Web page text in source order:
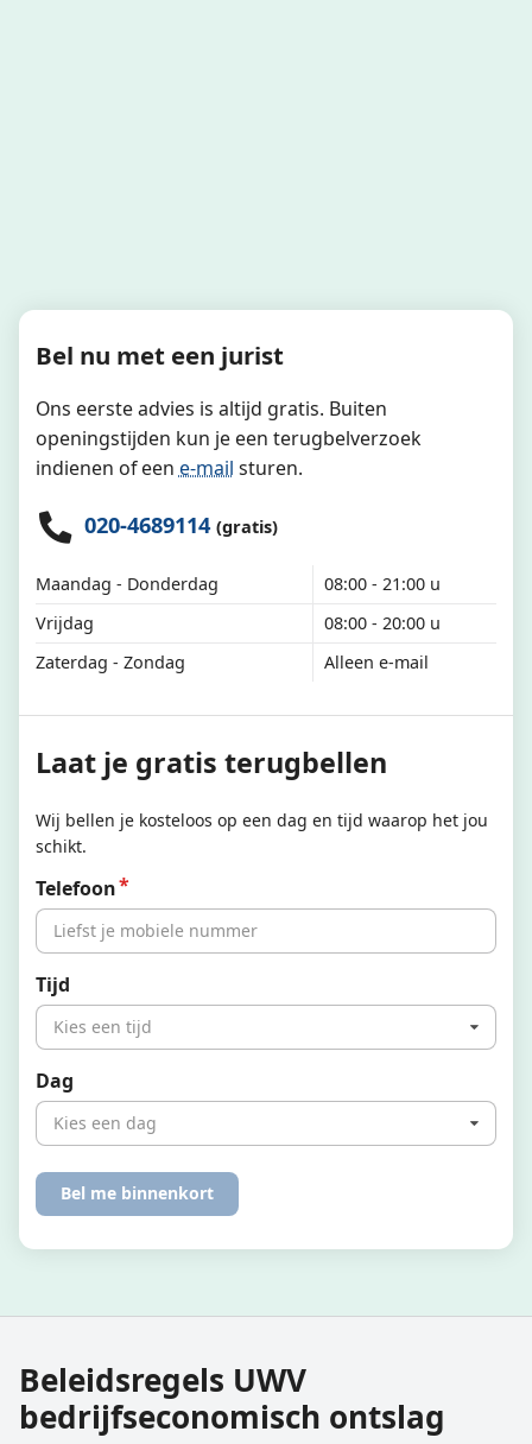
Bel nu met een jurist
Ons eerste advies is altijd gratis. Buiten
openingstijden kun je een terugbelverzoek
indienen of een e-mail sturen.
020-4689114 (gratis)
Maandag - Donderdag
08:00 - 21:00 u
Vrijdag
08:00 - 20:00 u
Zaterdag - Zondag
Alleen e-mail
Laat je gratis terugbellen
Wij bellen je kosteloos op een dag en tijd waarop het jou
schikt.
Telefoon
Tijd
Kies een tijd
Dag
Kies een dag
Beleidsregels UWV
bedrijfseconomisch ontslag